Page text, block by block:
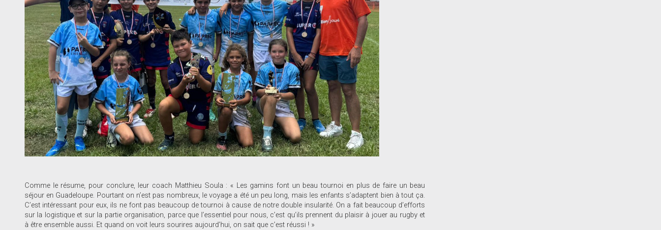
Comme le résume, pour conclure, leur coach Matthieu Soula : « Les gamins font un beau tournoi en plus de faire un beau
séjour en Guadeloupe. Pourtant on n’est pas nombreux, le voyage a été un peu long, mais les enfants s’adaptent bien à tout ça.
C’est intéressant pour eux, ils ne font pas beaucoup de tournoi à cause de notre double insularité. On a fait beaucoup d’efforts
sur la logistique et sur la partie organisation, parce que l’essentiel pour nous, c’est qu’ils prennent du plaisir à jouer au rugby et
à être ensemble aussi. Et quand on voit leurs sourires aujourd’hui, on sait que c’est réussi ! »